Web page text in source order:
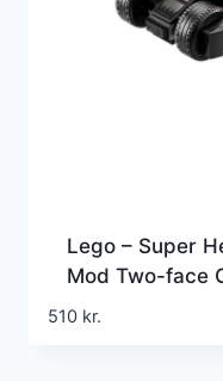
Lego – Super
Mod Two-face
510 kr.